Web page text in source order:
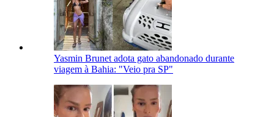
Yasmin Brunet adota gato abandonado durante
viagem à Bahia: "Veio pra SP"